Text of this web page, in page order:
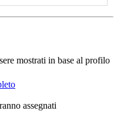
mostrati in base al profilo
assegnati